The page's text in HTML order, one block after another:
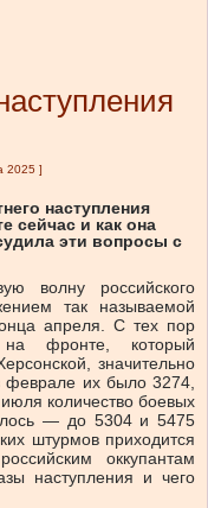
2025 ]
наступления
сейчас и как она
эти вопросы с
волну российского
так называемой
апреля. С тех пор
на фронте, который
значительно
их было 3274,
количество боевых
— до 5304 и 5475
штурмов приходится
оккупантам
наступления и чего